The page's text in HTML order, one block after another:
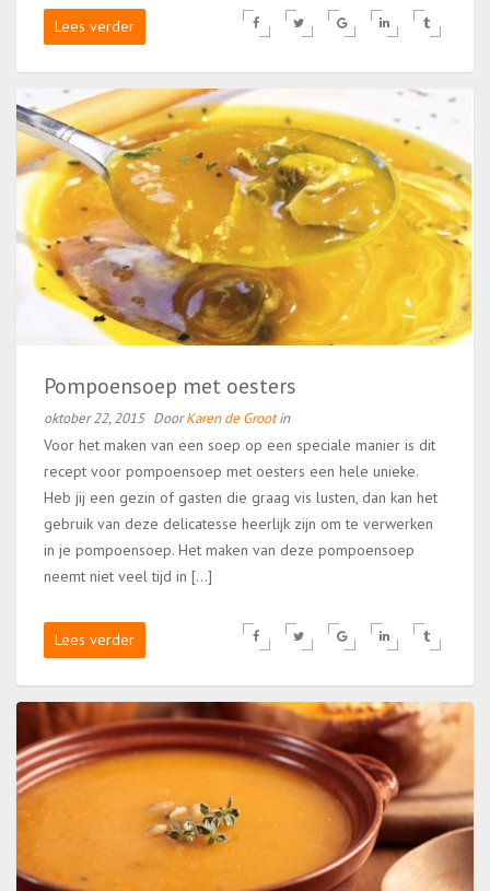
Lees verder
Pompoensoep met oesters
oktober 22, 2015 DoorKaren de Grootin
Voor het maken van een soep op een speciale manier is dit
recept voor pompoensoep met oesters een hele unieke.
Heb jij een gezin of gasten die graag vis lusten, dan kan het
gebruik van deze delicatesse heerlijk zijn om te verwerken
in je pompoensoep. Het maken van deze pompoensoep
neemt niet veel tijd in […]
Lees verder